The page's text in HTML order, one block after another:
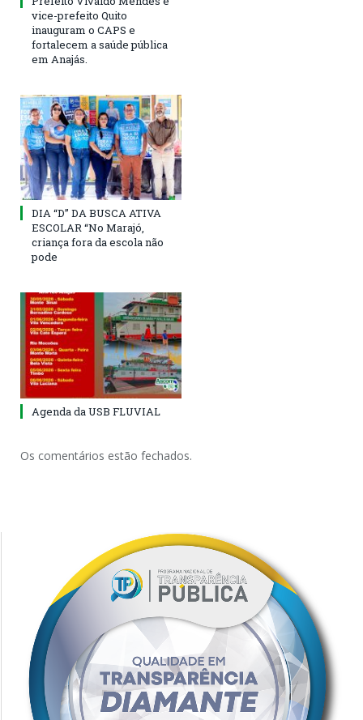
vice-prefeito Quito
inauguram o CAPS e
fortalecem a saúde pública
em Anajás.
DIA “D” DA BUSCA ATIVA
ESCOLAR “No Marajó,
criança fora da escola não
pode
Agenda da USB FLUVIAL
Os comentários estão fechados.